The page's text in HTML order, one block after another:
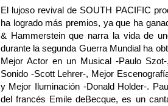
El lujoso revival de SOUTH PACIFIC
ha logrado más premios, ya que ha
& Hammerstein que narra la vida de
durante la segunda Guerra Mundial ha
Mejor Actor en un Musical -Paulo
Sonido -Scott Lehrer-, Mejor
y Mejor Iluminación -Donald Holder-.
del francés Emile deBecque, es un